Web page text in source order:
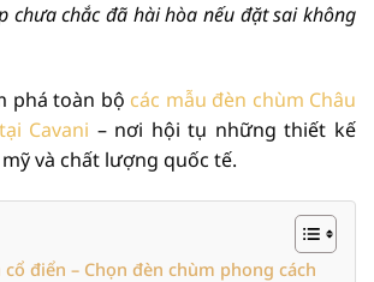
chưa chắc đã hài hòa nếu đặt sai không
phá toàn bộ các mẫu đèn chùm Châu
Cavani – nơi hội tụ những thiết kế
và chất lượng quốc tế.
điển – Chọn đèn chùm phong cách